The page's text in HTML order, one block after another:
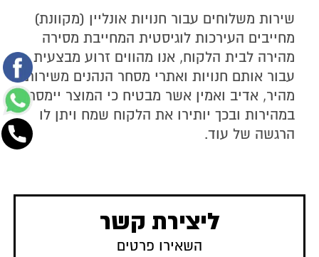
השאירו את הפרטים ואני ניצור אתכם קשר
שירות משלוחים עבור חנויות אונליין (מקוונת)
מחייבים העירכות לוגיסטית המחייבת מסירה
מהירה לבית הלקוח, אנו מהווים זרוע מבצעית
עבור אותם חנויות ואתרי מסחר הנהנים משירות
מהיר, אדיב ואמין אשר מבטיח כי המוצר יימסר
במהירות ובכך יותירו את הלקוח שמח ויתן לו
הרגשה של עוד.
ליצירת קשר
השאירו פרטים